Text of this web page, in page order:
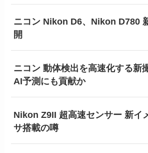
ニコン Nikon D6、Nikon D780
開
ニコン 動体検出を高速化する新
AI予測にも貢献か
Nikon Z9II 超高速センサー 新イ
サ搭載の噂